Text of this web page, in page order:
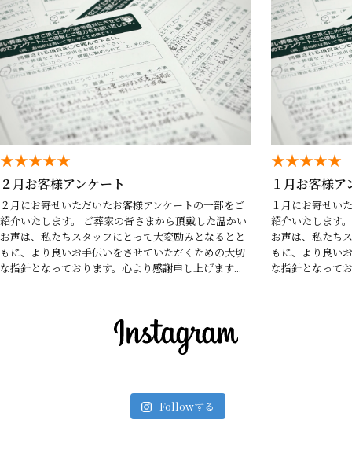
★★★★★
２月お客様アンケート
２月にお寄せいただいたお客様アンケートの一部をご
紹介いたします。 ご葬家の皆さまから頂戴した温かい
お声は、私たちスタッフにとって大変励みとなるとと
もに、より良いお手伝いをさせていただくための大切
な指針となっております。心より感謝申し上げます...
★★★★★
１月お客様ア
１月にお寄せい
紹介いたします
お声は、私たち
もに、より良い
な指針となって
Followする